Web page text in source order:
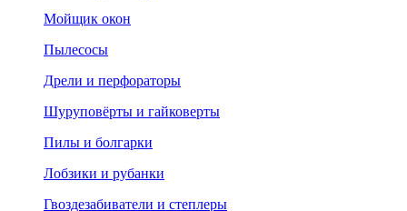
Мойщик окон
Пылесосы
Дрели и перфораторы
Шуруповёрты и гайковерты
Пилы и болгарки
Лобзики и рубанки
Гвоздезабиватели и степлеры